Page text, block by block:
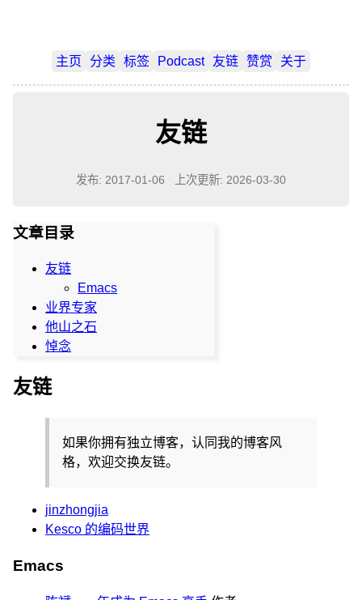
主页 分类 标签 Podcast 友链 赞赏 关于
友链
发布: 2017-01-06 上次更新: 2026-03-30
文章目录
友链
Emacs
业界专家
他山之石
悼念
友链
如果你拥有独立博客，认同我的博客风
格，欢迎交换友链。
jinzhongjia
Kesco 的编码世界
Emacs